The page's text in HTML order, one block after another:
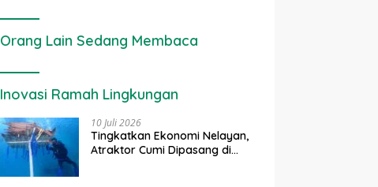
Orang Lain Sedang Membaca
Inovasi Ramah Lingkungan
10 Juli 2026
Tingkatkan Ekonomi Nelayan,
Atraktor Cumi Dipasang di